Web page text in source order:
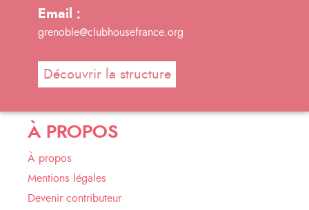
Email :
grenoble@clubhousefrance.org
Découvrir la structure
À PROPOS
À propos
Mentions légales
Devenir contributeur